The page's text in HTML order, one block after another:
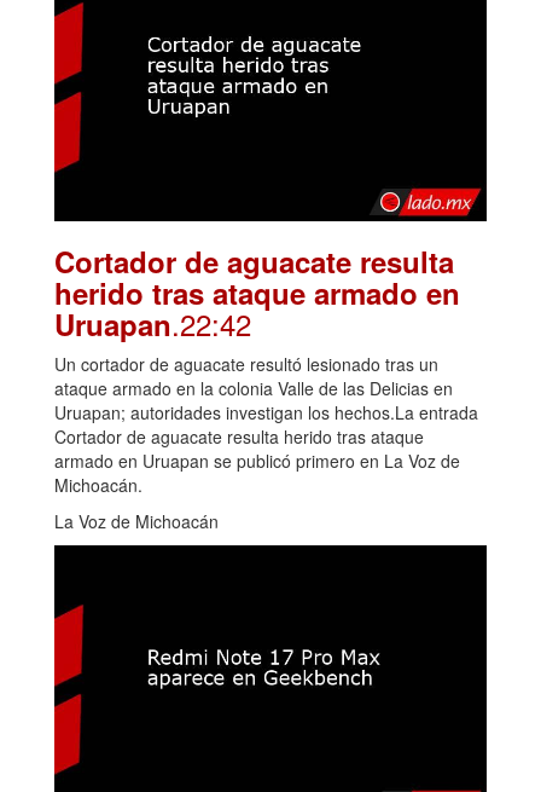
Cortador de aguacate resulta
herido tras ataque armado en
Uruapan.22:42
Un cortador de aguacate resultó lesionado tras un
ataque armado en la colonia Valle de las Delicias en
Uruapan; autoridades investigan los hechos.La entrada
Cortador de aguacate resulta herido tras ataque
armado en Uruapan se publicó primero en La Voz de
Michoacán.
La Voz de Michoacán